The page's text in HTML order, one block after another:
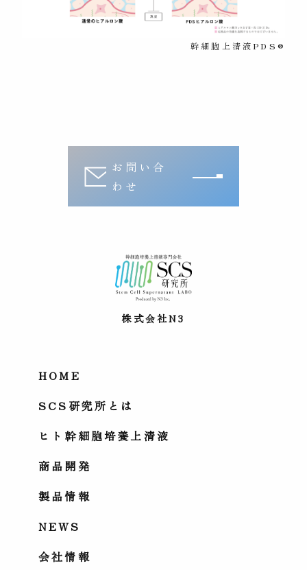
幹細胞上清液PDS®
お問い合
わせ
株式会社N3
HOME
SCS研究所とは
ヒト幹細胞培養上清液
商品開発
製品情報
NEWS
会社情報